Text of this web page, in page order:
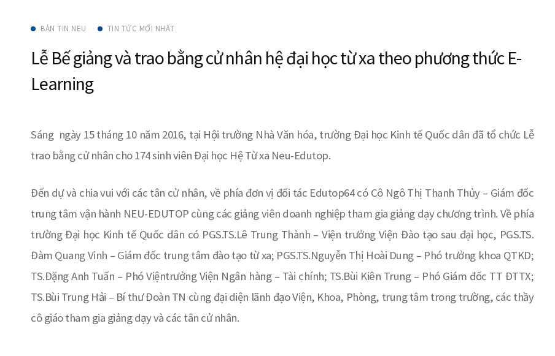
BẢN TIN NEU TIN TỨC MỚI NHẤT
Lễ Bế giảng và trao bằng cử nhân hệ đại học từ xa theo phương thức E-
Learning
Sáng ngày 15 tháng 10 năm 2016, tại Hội trường Nhà Văn hóa, trường Đại học Kinh tế Quốc dân đã tổ chức Lễ
trao bằng cử nhân cho 174 sinh viên Đại học Hệ Từ xa Neu-Edutop.
Đến dự và chia vui với các tân cử nhân, về phía đơn vị đối tác Edutop64 có Cô Ngô Thị Thanh Thủy – Giám đốc
trung tâm vận hành NEU-EDUTOP cùng các giảng viên doanh nghiệp tham gia giảng dạy chương trình. Về phía
trường Đại học Kinh tế Quốc dân có PGS.TS.Lê Trung Thành – Viện trưởng Viện Đào tạo sau đại học, PGS.TS.
Đàm Quang Vinh – Giám đốc trung tâm đào tạo từ xa; PGS.TS.Nguyễn Thị Hoài Dung – Phó trưởng khoa QTKD;
TS.Đặng Anh Tuấn – Phó Việntrưởng Viện Ngân hàng – Tài chính; TS.Bùi Kiên Trung – Phó Giám đốc TT ĐTTX;
TS.Bùi Trung Hải – Bí thư Đoàn TN cùng đại diện lãnh đạo Viện, Khoa, Phòng, trung tâm trong trường, các thầy
cô giáo tham gia giảng dạy và các tân cử nhân.